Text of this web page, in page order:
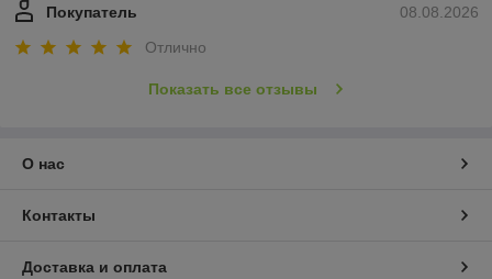
08.08.2026
Покупатель
Отлично
Показать все отзывы
О нас
Контакты
Доставка и оплата